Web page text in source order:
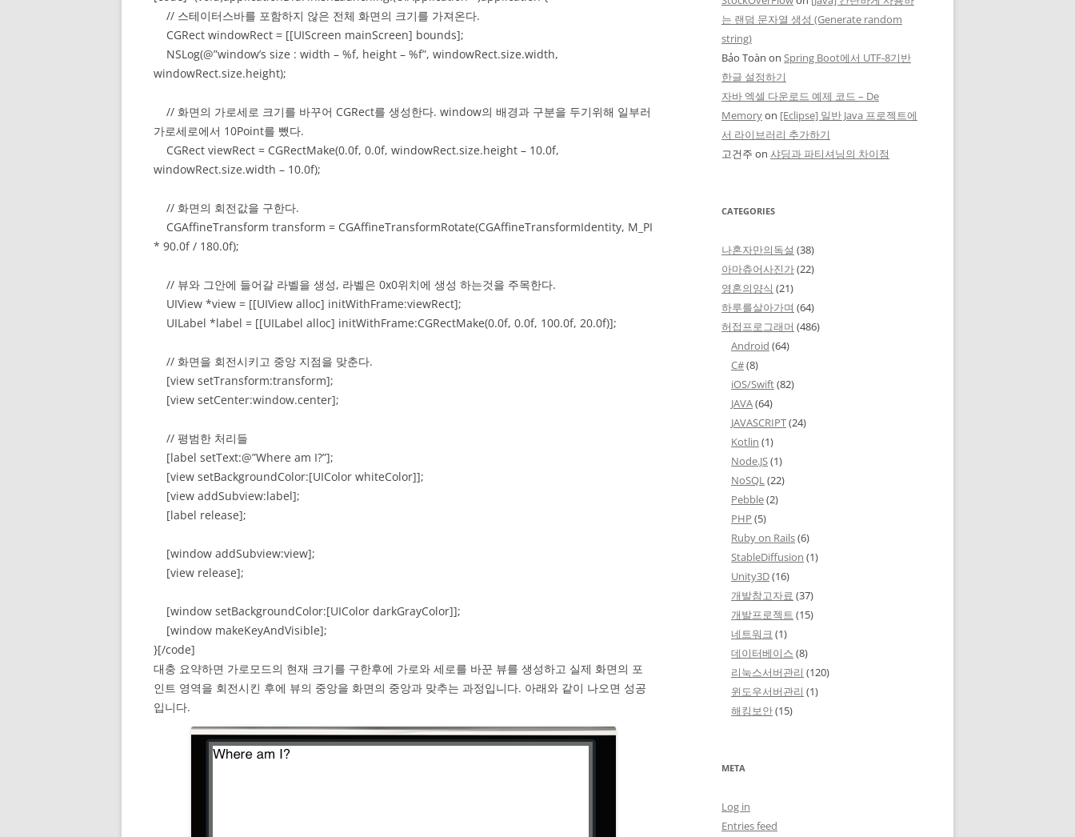
// 스테이터스바를 포함하지 않은 전체 화면의 크기를 가져온다.
CGRect windowRect = [[UIScreen mainScreen] bounds];
NSLog(@”window’s size : width – %f, height – %f”, windowRect.size.width,
windowRect.size.height);
// 화면의 가로세로 크기를 바꾸어 CGRect를 생성한다. window의 배경과 구분을 두기위해 일부러
가로세로에서 10Point를 뺐다.
CGRect viewRect = CGRectMake(0.0f, 0.0f, windowRect.size.height – 10.0f,
windowRect.size.width – 10.0f);
// 화면의 회전값을 구한다.
CGAffineTransform transform = CGAffineTransformRotate(CGAffineTransformIdentity, M_PI
* 90.0f / 180.0f);
// 뷰와 그안에 들어갈 라벨을 생성, 라벨은 0x0위치에 생성 하는것을 주목한다.
UIView *view = [[UIView alloc] initWithFrame:viewRect];
UILabel *label = [[UILabel alloc] initWithFrame:CGRectMake(0.0f, 0.0f, 100.0f, 20.0f)];
// 화면을 회전시키고 중앙 지점을 맞춘다.
[view setTransform:transform];
[view setCenter:window.center];
// 평범한 처리들
[label setText:@”Where am I?”];
[view setBackgroundColor:[UIColor whiteColor]];
[view addSubview:label];
[label release];
[window addSubview:view];
[view release];
[window setBackgroundColor:[UIColor darkGrayColor]];
[window makeKeyAndVisible];
}[/code]
대충 요약하면 가로모드의 현재 크기를 구한후에 가로와 세로를 바꾼 뷰를 생성하고 실제 화면의 포
인트 영역을 회전시킨 후에 뷰의 중앙을 화면의 중앙과 맞추는 과정입니다. 아래와 같이 나오면 성공
입니다.
는 랜덤 문자열 생성 (Generate random
string)
Bảo Toàn on Spring Boot에서 UTF-8기반
한글 설정하기
자바 엑셀 다운로드 예제 코드 – De
Memoryon [Eclipse] 일반 Java 프로젝트에
서 라이브러리 추가하기
고건주 on 샤딩과 파티셔닝의 차이점
CATEGORIES
나혼자만의독설 (38)
아마츄어사진가(22)
영혼의양식 (21)
하루를살아가며 (64)
허접프로그래머 (486)
Android (64)
C#(8)
iOS/Swift(82)
JAVA(64)
JAVASCRIPT(24)
Kotlin (1)
Node.JS(1)
NoSQL(22)
Pebble(2)
PHP (5)
Ruby on Rails(6)
StableDiffusion (1)
Unity3D(16)
개발참고자료 (37)
개발프로젝트 (15)
네트워크 (1)
데이터베이스 (8)
리눅스서버관리 (120)
윈도우서버관리 (1)
해킹보안(15)
META
Log in
Entries feed